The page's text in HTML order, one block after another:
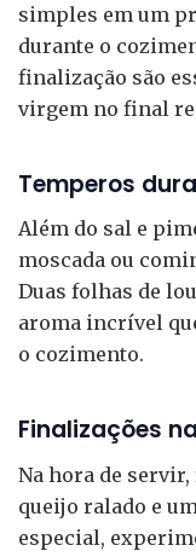
simples em um
durante o
finalização são
virgem no final
Temperos
Além do sal e
moscada ou
Duas folhas de
aroma incrível
o cozimento.
Finalizações
Na hora de
queijo ralado e
especial,